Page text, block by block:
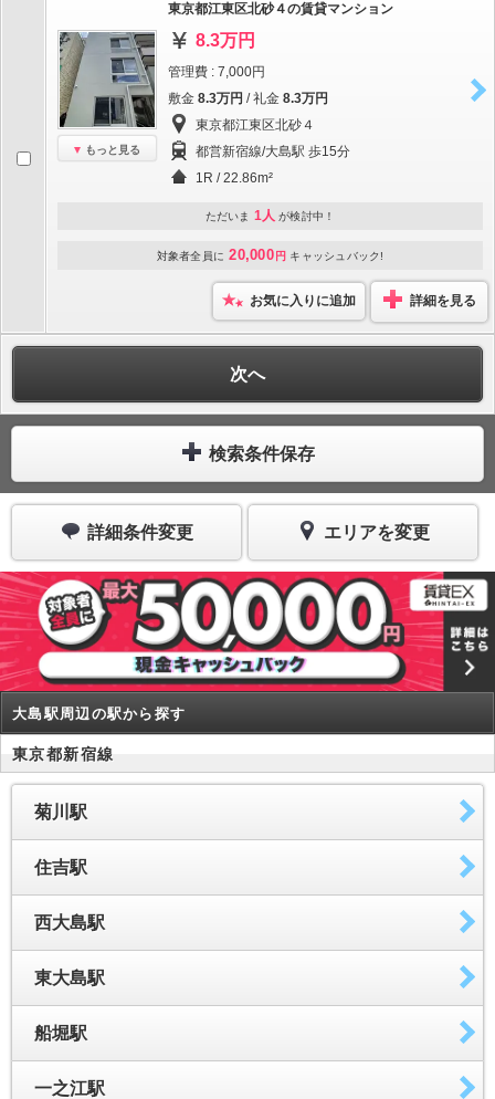
もっと見る
東京都江東区北砂４の賃貸マンション
8.3万円
管理費 : 7,000円
敷金 8.3万円 / 礼金 8.3万円
東京都江東区北砂４
都営新宿線/大島駅 歩15分
1R / 22.86m²
ただいま 1人 が検討中！
対象者全員に 20,000 円 キャッシュバック!
お気に入りに追加 詳細を見る
次へ
検索条件保存
詳細条件変更 エリアを変更
大島駅周辺の駅から探す
東京都新宿線
菊川駅
住吉駅
西大島駅
東大島駅
船堀駅
一之江駅